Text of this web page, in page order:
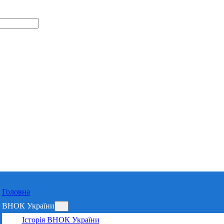
Головна
ВНОК України
Історія ВНОК України